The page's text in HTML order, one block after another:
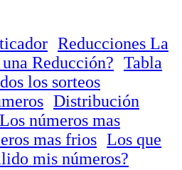
Reducciones La
una Reducción? Tabla
los sorteos
Distribución
Los números mas
mas frios Los que
mis números?